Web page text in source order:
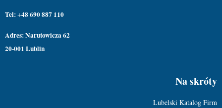
Tel: +48 690 887 110
Adres: Narutowicza 62
20-001 Lublin
Na skróty
Lubelski Katalog Firm